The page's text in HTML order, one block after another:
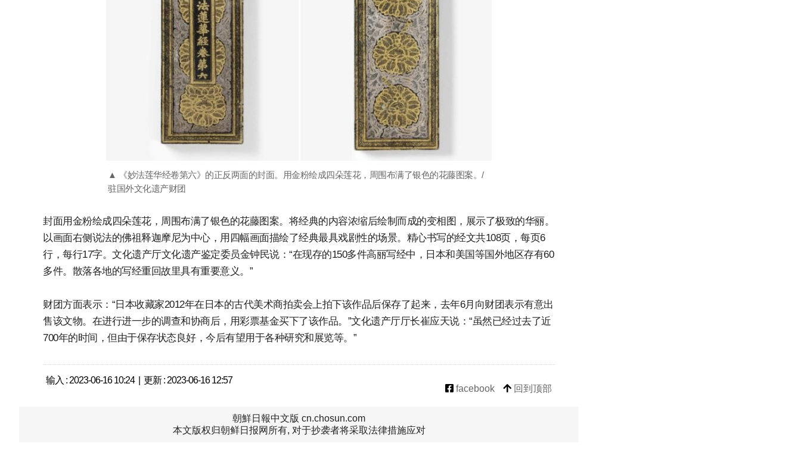
▲ 《妙法莲华经卷第六》的正反两面的封面。用金粉绘成四朵莲花，周围布满了银色的花藤图案。/
驻国外文化遗产财团
封面用金粉绘成四朵莲花，周围布满了银色的花藤图案。将经典的内容浓缩后绘制而成的变相图，展示了极致的华丽。
以画面右侧说法的佛祖释迦摩尼为中心，用四幅画面描绘了经典最具戏剧性的场景。精心书写的经文共108页，每页6
行，每行17字。文化遗产厅文化遗产鉴定委员金钟民说：“在现存的150多件高丽写经中，日本和美国等国外地区存有60
多件。散落各地的写经重回故里具有重要意义。”
财团方面表示：“日本收藏家2012年在日本的古代美术商拍卖会上拍下该作品后保存了起来，去年6月向财团表示有意出
售该文物。在进行进一步的调查和协商后，用彩票基金买下了该作品。”文化遗产厅厅长崔应天说：“虽然已经过去了近
700年的时间，但由于保存状态良好，今后有望用于各种研究和展览等。”
输入 : 2023-06-16 10:24 | 更新 : 2023-06-16 12:57
facebook
回到顶部
朝鮮日報中文版 cn.chosun.com
本文版权归朝鲜日报网所有, 对于抄袭者将采取法律措施应对